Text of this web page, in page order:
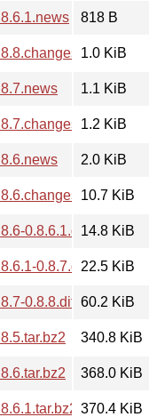
818 B
1.0 KiB
1.1 KiB
1.2 KiB
2.0 KiB
10.7 KiB
0.8.6.1.diff.gz14.8 KiB
0.8.7.diff.gz22.5 KiB
0.8.8.diff.gz60.2 KiB
340.8 KiB
368.0 KiB
370.4 KiB